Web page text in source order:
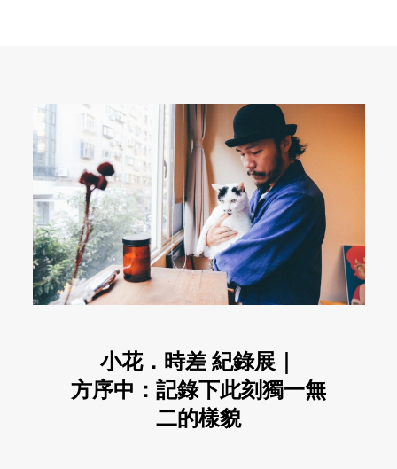
小花．時差 紀錄展｜
方序中：記錄下此刻獨一無
二的樣貌